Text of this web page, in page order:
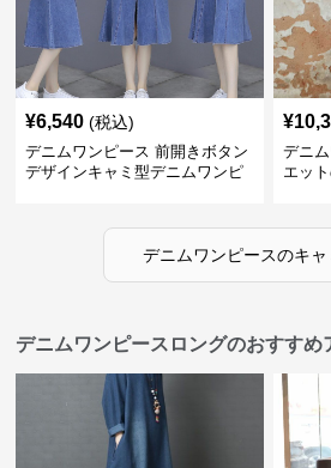
¥6,540 (税込)
デニムワンピース 前開きボタン
デザインキャミ型デニムワンピ
¥
デニ
エッ
デニムワンピースのキャ
デニムワンピースロングのおすすめ